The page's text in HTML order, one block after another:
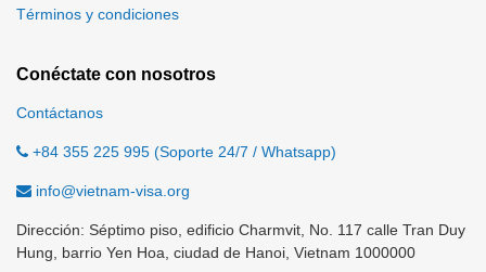
Términos y condiciones
Conéctate con nosotros
Contáctanos
+84 355 225 995 (Soporte 24/7 / Whatsapp)
info@vietnam-visa.org
Dirección: Séptimo piso, edificio Charmvit, No. 117 calle Tran Duy
Hung, barrio Yen Hoa, ciudad de Hanoi, Vietnam 1000000